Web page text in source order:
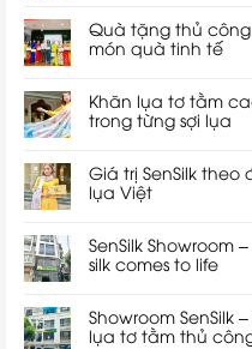
Quà tặng thủ
món quà tinh tế
Khăn lụa tơ tằm
trong từng sợi lụa
Giá trị SenSilk
lụa Việt
SenSilk Showroom
silk comes to life
Showroom SenSilk
lụa tơ tằm thủ